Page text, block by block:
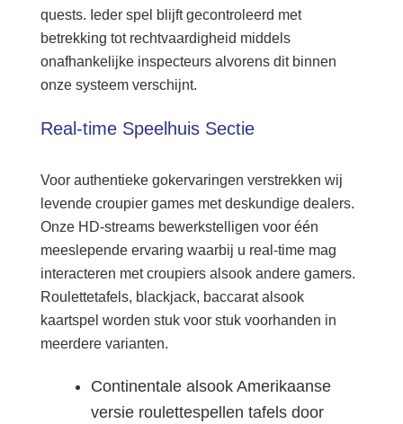
quests. Ieder spel blijft gecontroleerd met
betrekking tot rechtvaardigheid middels
onafhankelijke inspecteurs alvorens dit binnen
onze systeem verschijnt.
Real-time Speelhuis Sectie
Voor authentieke gokervaringen verstrekken wij
levende croupier games met deskundige dealers.
Onze HD-streams bewerkstelligen voor één
meeslepende ervaring waarbij u real-time mag
interacteren met croupiers alsook andere gamers.
Roulettetafels, blackjack, baccarat alsook
kaartspel worden stuk voor stuk voorhanden in
meerdere varianten.
Continentale alsook Amerikaanse
versie roulettespellen tafels door